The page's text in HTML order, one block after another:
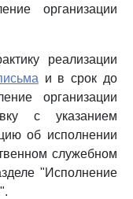
организации
реализации
и в срок до
организации
с указанием
об исполнении
служебном
"Исполнение